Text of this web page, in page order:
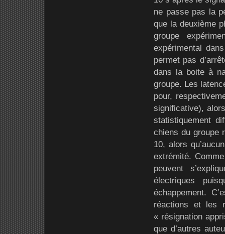
ne passe pas la
que la deuxième
groupe
expérimental
permet pas
dans la boite à
groupe. Les
pour,
significative),
statistiquement
chiens du groupe
10, alors
extrémité.
peuvent
électriques
échappement.
réactions et les
« résignation
que d’autres